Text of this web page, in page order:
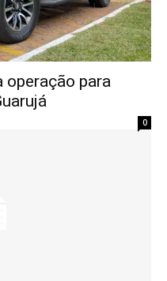
operação para
0